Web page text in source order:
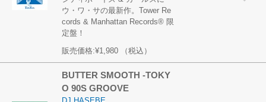
ウ・ワ・サの最新作。Tower Re
cords & Manhattan Records® 限
定盤！
販売価格:¥1,980 （税込）
BUTTER SMOOTH -TOKY
O 90S GROOVE
DJ HASEBE